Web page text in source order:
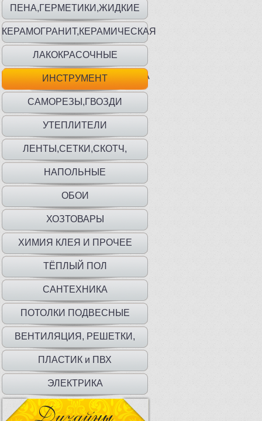
МАТЕРИАЛЫ
ПЕНА,ГЕРМЕТИКИ,ЖИДКИЕ
ГВОЗДИ
КЕРАМОГРАНИТ,КЕРАМИЧЕСКАЯ
ПЛИТКА
ЛАКОКРАСОЧНЫЕ
МАТ.,ГРУНТЫ,ГИДР,ШПАТЛЕВКА
ИНСТРУМЕНТ
САМОРЕЗЫ,ГВОЗДИ
УТЕПЛИТЕЛИ
ЛЕНТЫ,СЕТКИ,СКОТЧ,
ПЛЕНКА,МЕШКИ
НАПОЛЬНЫЕ
ПОКРЫТИЯ,ПЛИНТУС,ПОРОГИ
ОБОИ
ХОЗТОВАРЫ
ХИМИЯ КЛЕЯ И ПРОЧЕЕ
ТЁПЛЫЙ ПОЛ
САНТЕХНИКА
ПОТОЛКИ ПОДВЕСНЫЕ
ВЕНТИЛЯЦИЯ, РЕШЕТКИ,
ДВЕРЦЫ
ПЛАСТИК и ПВХ
ЭЛЕКТРИКА